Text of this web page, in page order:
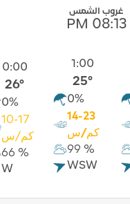
غروب الشمس
08:13 PM
0:00
26°
0%
10-17
كم/س
66 %
W
1:00
25°
0%
14-23
كم/س
99 %
WSW